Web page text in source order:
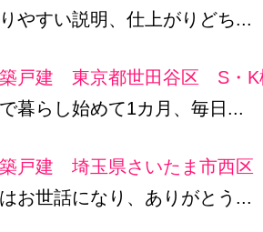
やすい説明、仕上がりどち...
戸建 東京都世田谷区 S・K
暮らし始めて1カ月、毎日...
戸建 埼玉県さいたま市西
お世話になり、ありがとう...